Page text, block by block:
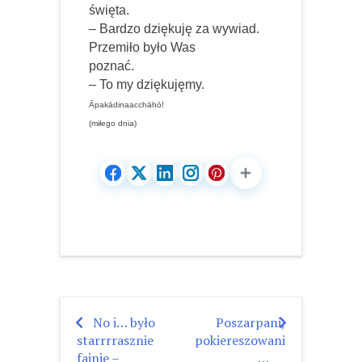
święta.
– Bardzo dziękuję za wywiad.
Przemiło było Was
poznać.
– To my dziękujęmy.
Āpakādinaacchāhō!
(miłego dnia)
Nawigacja
No i… było
starrrrasznie
fajnie –
Poszarpani,
pokiereszowani
…